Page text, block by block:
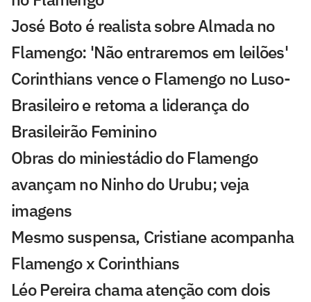
José Boto é realista sobre Almada no
Flamengo: 'Não entraremos em leilões'
Corinthians vence o Flamengo no Luso-
Brasileiro e retoma a liderança do
Brasileirão Feminino
Obras do miniestádio do Flamengo
avançam no Ninho do Urubu; veja
imagens
Mesmo suspensa, Cristiane acompanha
Flamengo x Corinthians
Léo Pereira chama atenção com dois